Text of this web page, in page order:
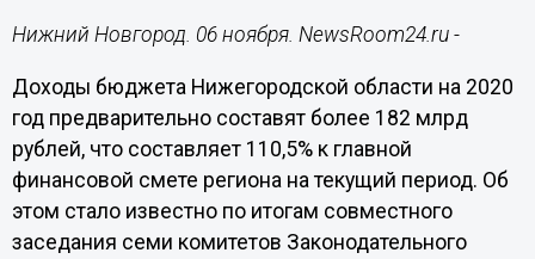
Нижний Новгород. 06 ноября. NewsRoom24.ru -
Доходы бюджета Нижегородской области на 2020
год предварительно составят более 182 млрд
рублей, что составляет 110,5% к главной
финансовой смете региона на текущий период. Об
этом стало известно по итогам совместного
заседания семи комитетов Законодательного